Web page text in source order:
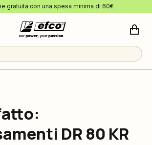
gratuita con una spesa minima di 60€
DR 80 KR